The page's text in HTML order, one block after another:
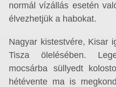
normál vízállás esetén
élvezhetjük a habokat.
Nagyar kistestvére, Kisar
Tisza ölelésében.
mocsárba süllyedt
hétévente ma is